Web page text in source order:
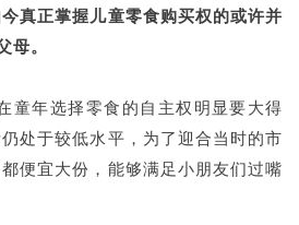
真正掌握儿童零食购买权的或许并
。
童年选择零食的自主权明显要大得
处于较低水平，为了迎合当时的市
便宜大份，能够满足小朋友们过嘴